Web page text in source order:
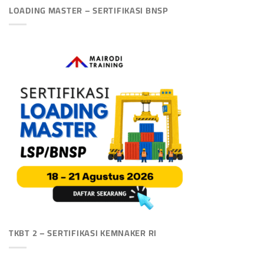
LOADING MASTER – SERTIFIKASI BNSP
TKBT 2 – SERTIFIKASI KEMNAKER RI